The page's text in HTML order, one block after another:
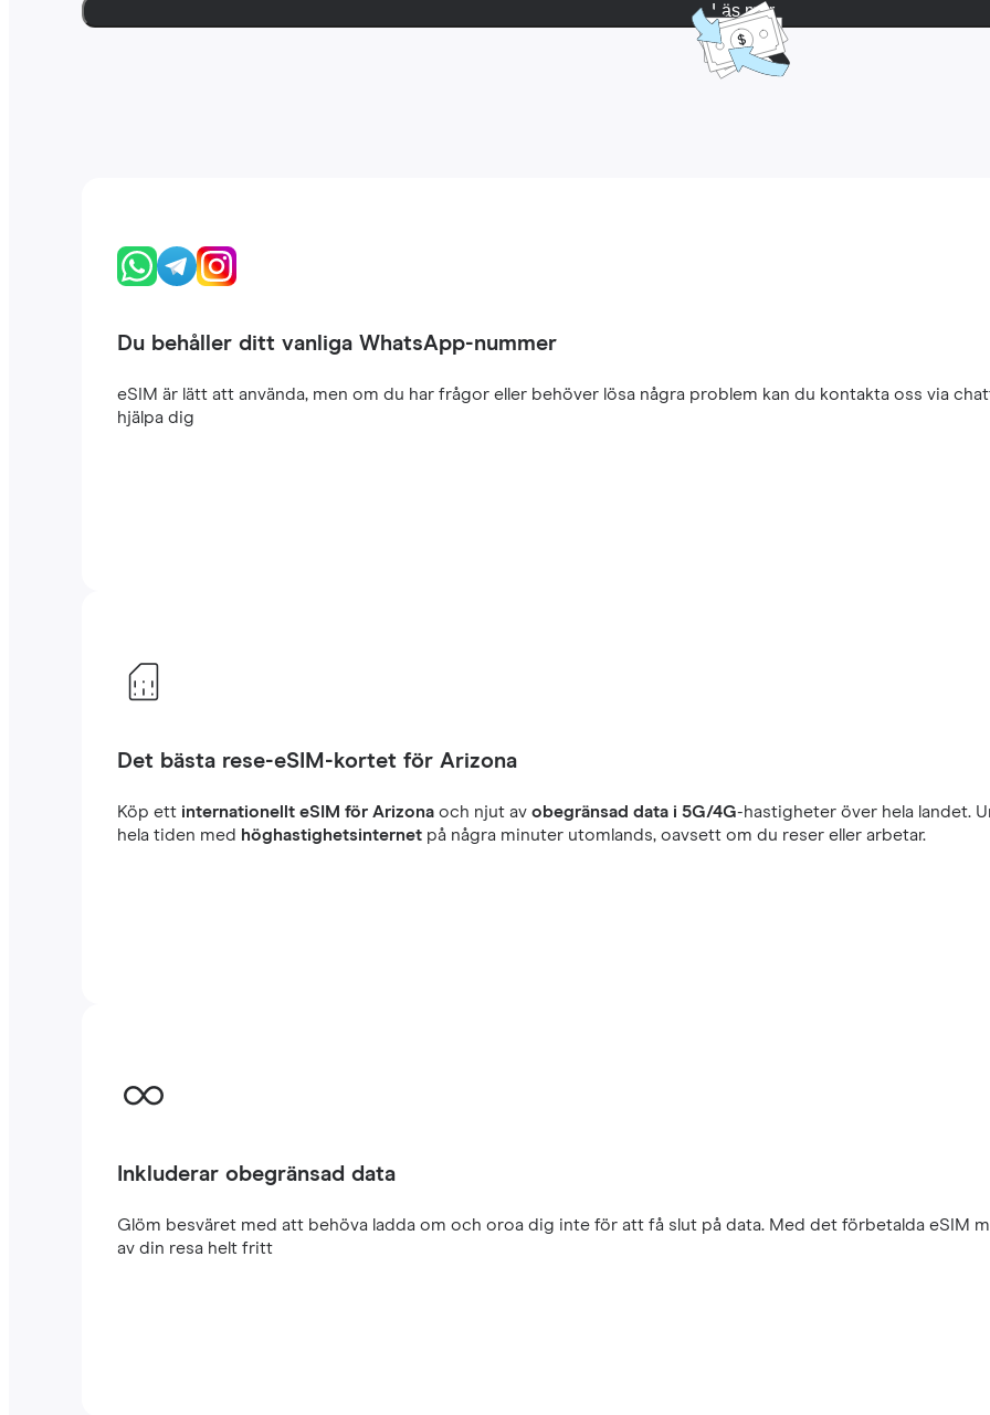
Läs mer
Du behåller ditt vanliga WhatsApp-nummer
eSIM är lätt att använda, men om du har frågor eller behöver lösa några problem kan du kontakta oss via
hjälpa dig
Det bästa rese-eSIM-kortet för Arizona
Köp ett internationellt eSIM för Arizona och njut avobegränsad data i 5G/4G-hastigheter över hela landet.
hela tiden med höghastighetsinternet på några minuter utomlands, oavsett om du reser eller arbetar.
Inkluderar obegränsad data
Glöm besväret med att behöva ladda om och oroa dig inte för att få slut på data. Med det förbetalda eSIM
av din resa helt fritt